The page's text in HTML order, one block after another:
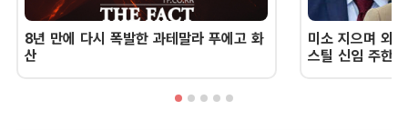
8년 만에 다시 폭발한 과테말라 푸에고 화
산
미소 지으며 외
스틸 신임 주한